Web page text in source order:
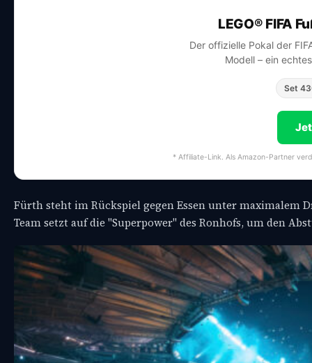
LEGO® FIFA
Der offizielle Pokal der
Modell – ein
Set
* Affiliate-Link. Als Amazon-Partner
Fürth steht im Rückspiel gegen Essen unter maximalem
Team setzt auf die "Superpower" des Ronhofs, um den